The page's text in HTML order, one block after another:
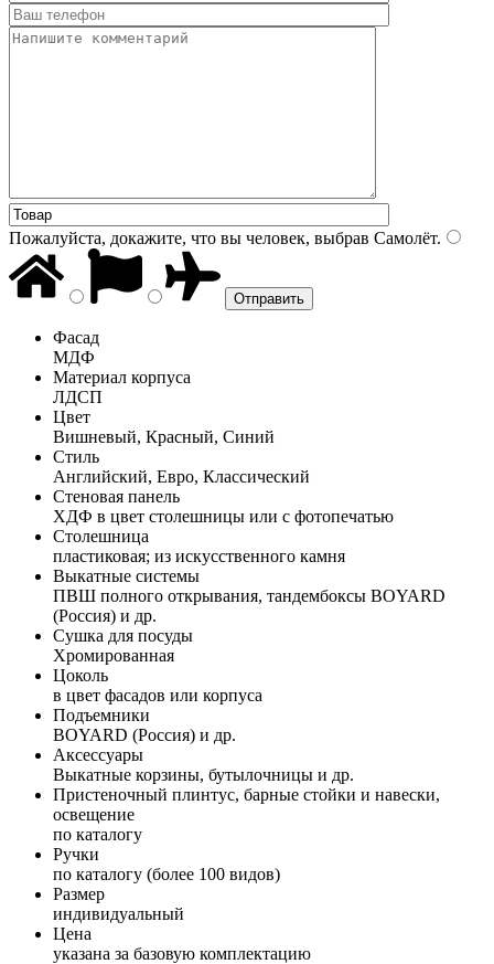
Пожалуйста, докажите, что вы человек, выбрав Самолёт.
Фасад
МДФ
Материал корпуса
ЛДСП
Цвет
Вишневый, Красный, Синий
Стиль
Английский, Евро, Классический
Стеновая панель
ХДФ в цвет столешницы или с фотопечатью
Столешница
пластиковая; из искусственного камня
Выкатные системы
ПВШ полного открывания, тандембоксы BOYARD
(Россия) и др.
Сушка для посуды
Хромированная
Цоколь
в цвет фасадов или корпуса
Подъемники
BOYARD (Россия) и др.
Аксессуары
Выкатные корзины, бутылочницы и др.
Пристеночный плинтус, барные стойки и навески,
освещение
по каталогу
Ручки
по каталогу (более 100 видов)
Размер
индивидуальный
Цена
указана за базовую комплектацию